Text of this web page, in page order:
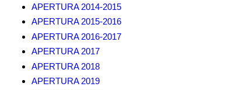
APERTURA 2014-2015
APERTURA 2015-2016
APERTURA 2016-2017
APERTURA 2017
APERTURA 2018
APERTURA 2019